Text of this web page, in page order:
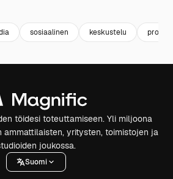
sosiaalinen keskustelu profiili
töidesi toteuttamiseen. Yli miljoona
yritysten, toimistojen ja
joukossa.
Suomi